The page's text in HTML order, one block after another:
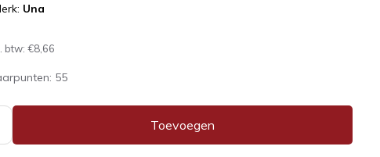
Una
btw:€8,66
55
Toevoegen